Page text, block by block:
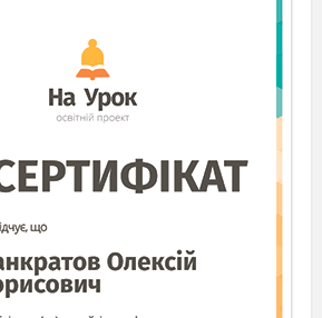
зі своїх
залишки інтересу до
Слідуйте
повинен бути в два
рази більше, ніж
середній вік вашої
між 60 і 80 пунктами. Якщо вам
на моментальне сканування